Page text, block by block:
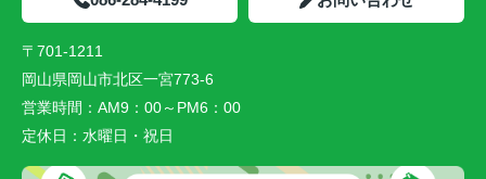
〒701-1211
岡山県岡山市北区一宮773-6
営業時間： AM9：00～PM6：00
定休日： 水曜日・祝日